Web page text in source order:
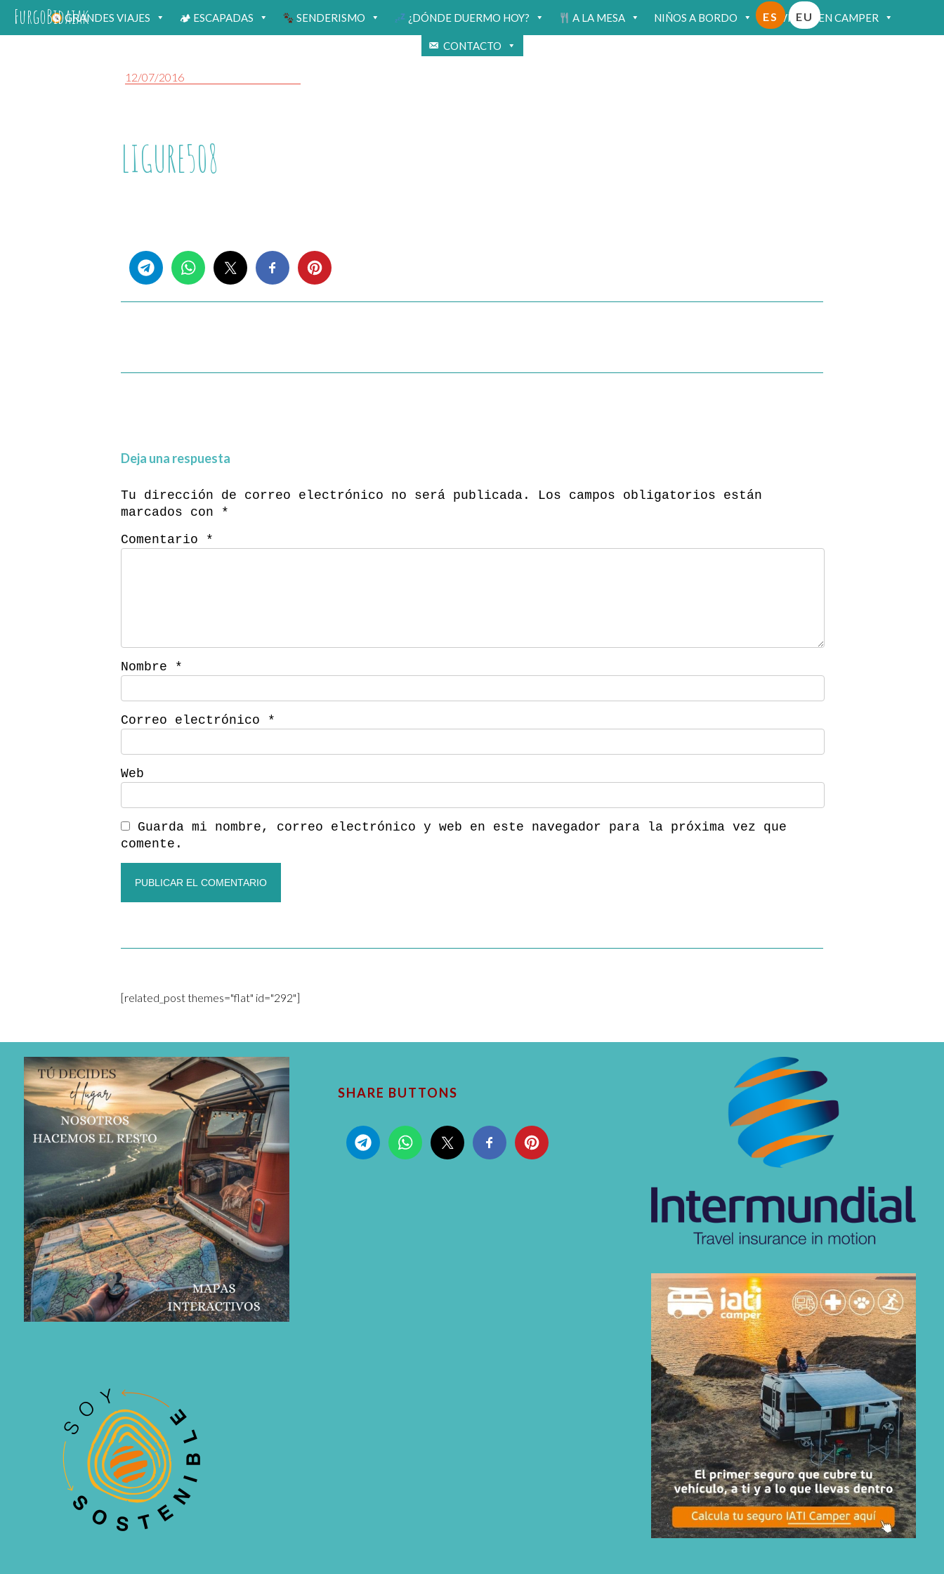
FurgoBidaiakGRANDES VIAJES 🏕 ESCAPADAS SENDERISMO ¿DÓNDE DUERMO HOY? A LA MESA NIÑOS A BORDO VIAJAR EN CAMPER
CONTACTO
ES EU
12/07/2016
LIGURE508
Deja una respuesta
Tu dirección de correo electrónico no será publicada.
Los campos obligatorios están
marcados con *
Comentario *
Nombre *
Correo electrónico *
Web
Guarda mi nombre, correo electrónico y web en este navegador para la próxima vez que
comente.
[related_post themes="flat" id="292"]
SHARE BUTTONS